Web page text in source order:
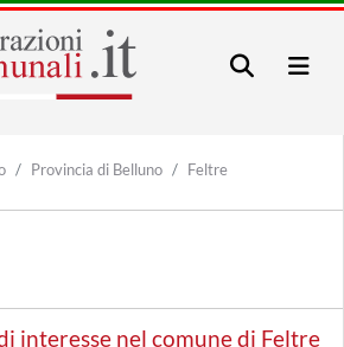
Provincia di Belluno
Feltre
interesse nel comune di Feltre